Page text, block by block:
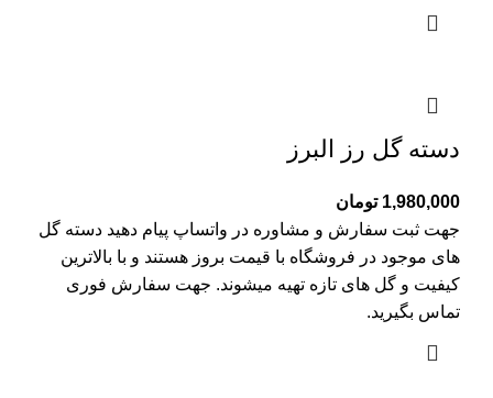
دسته گل رز البرز
1,980,000 تومان
جهت ثبت سفارش و مشاوره در واتساپ پیام دهید دسته گل
های موجود در فروشگاه با قیمت بروز هستند و با بالاترین
کیفیت و گل های تازه تهیه میشوند. جهت سفارش فوری
تماس بگیرید.